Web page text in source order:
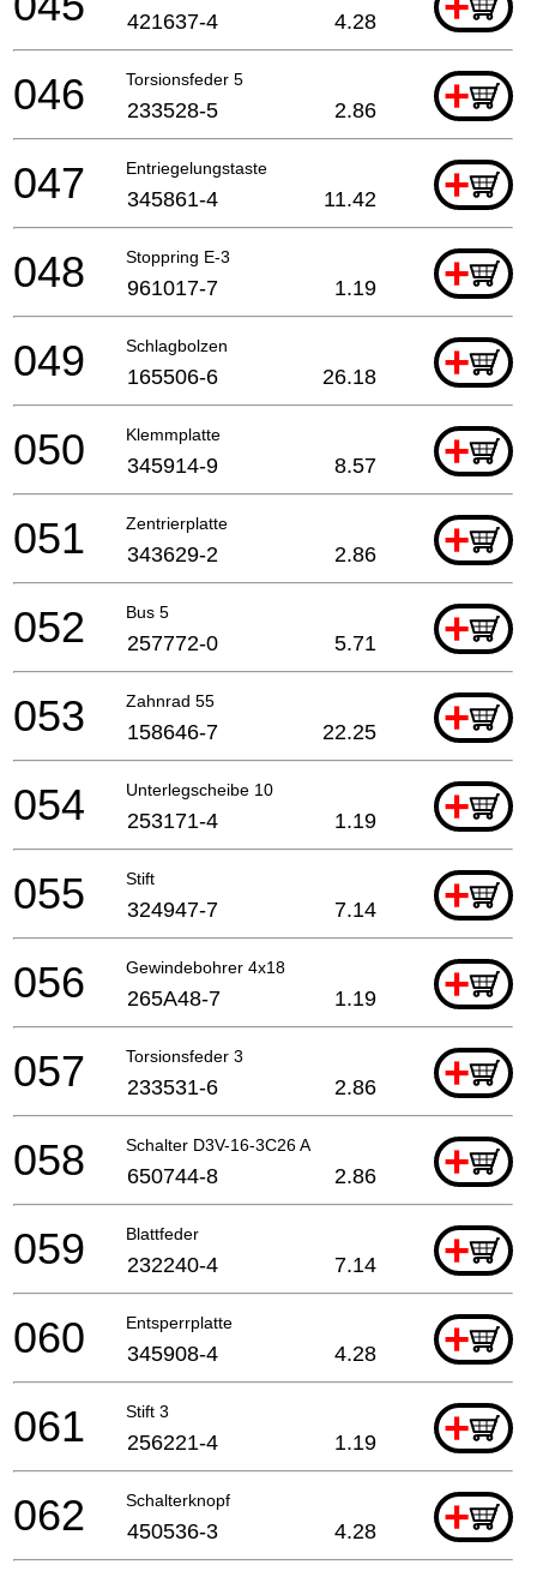
421637-4 4.28
Torsionsfeder 5 +
046 233528-5 2.86
Entriegelungstaste +
047 345861-4 11.42
Stoppring E-3 +
048 961017-7 1.19
Schlagbolzen +
049 165506-6 26.18
Klemmplatte +
050 345914-9 8.57
Zentrierplatte +
051 343629-2 2.86
Bus 5 +
052 257772-0 5.71
Zahnrad 55 +
053 158646-7 22.25
Unterlegscheibe 10 +
054 253171-4 1.19
Stift +
055 324947-7 7.14
Gewindebohrer 4x18 +
056 265A48-7 1.19
Torsionsfeder 3 +
057 233531-6 2.86
Schalter D3V-16-3C26 A +
058 650744-8 2.86
Blattfeder +
059 232240-4 7.14
Entsperrplatte +
060 345908-4 4.28
Stift 3 +
061 256221-4 1.19
Schalterknopf +
062 450536-3 4.28